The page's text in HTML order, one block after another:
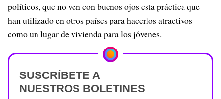
políticos, que no ven con buenos ojos esta práctica que
han utilizado en otros países para hacerlos atractivos
como un lugar de vivienda para los jóvenes.
SUSCRÍBETE A
NUESTROS BOLETINES